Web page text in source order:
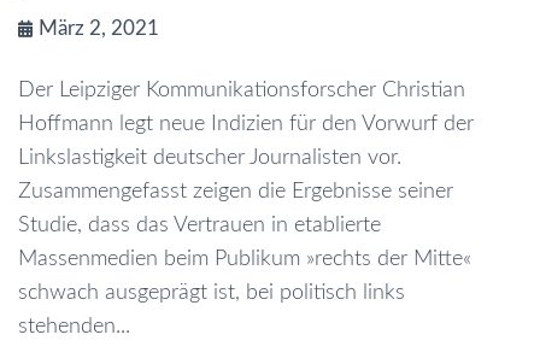
März 2, 2021
Der Leipziger Kommunikationsforscher Christian
Hoffmann legt neue Indizien für den Vorwurf der
Linkslastigkeit deutscher Journalisten vor.
Zusammengefasst zeigen die Ergebnisse seiner
Studie, dass das Vertrauen in etablierte
Massenmedien beim Publikum »rechts der Mitte«
schwach ausgeprägt ist, bei politisch links
stehenden...